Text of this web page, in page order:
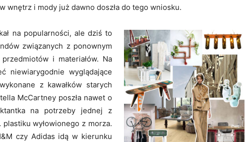
wnętrz i mody już dawno doszła do tego wniosku.
na popularności, ale dziś to
związanych z ponownym
i materiałów. Na
niewiarygodnie wyglądające
z kawałków starych
McCartney poszła nawet o
na potrzeby jednej z
wyłowionego z morza.
czy Adidas idą w kierunku